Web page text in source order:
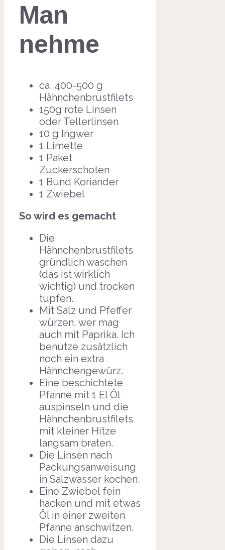
Man
nehme
ca. 400-500 g
Hähnchenbrustfilets
150g rote Linsen
oder Tellerlinsen
10 g Ingwer
1 Limette
1 Paket
Zuckerschoten
1 Bund Koriander
1 Zwiebel
So wird es gemacht
Die
Hähnchenbrustfilets
gründlich waschen
(das ist wirklich
wichtig) und trocken
tupfen.
Mit Salz und Pfeffer
würzen, wer mag
auch mit Paprika. Ich
benutze zusätzlich
noch ein extra
Hähnchengewürz.
Eine beschichtete
Pfanne mit 1 El Öl
auspinseln und die
Hähnchenbrustfilets
mit kleiner Hitze
langsam braten.
Die Linsen nach
Packungsanweisung
in Salzwasser kochen.
Eine Zwiebel fein
hacken und mit etwas
Öl in einer zweiten
Pfanne anschwitzen.
Die Linsen dazu